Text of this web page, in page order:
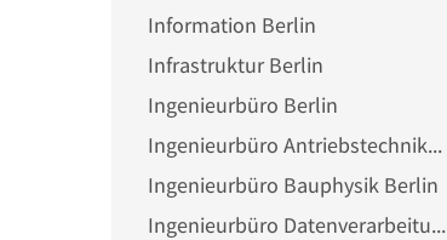
Information Berlin
Infrastruktur Berlin
Ingenieurbüro Berlin
Ingenieurbüro Antriebstechnik Berlin
Ingenieurbüro Bauphysik Berlin
Ingenieurbüro Datenverarbeitung Berlin